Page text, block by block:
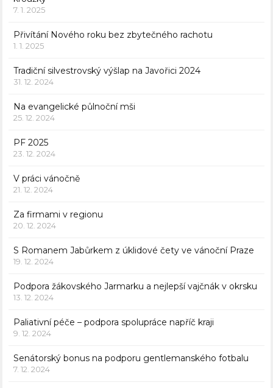
7. 1. 2025
Přivítání Nového roku bez zbytečného rachotu
1. 1. 2025
Tradiční silvestrovský výšlap na Javořici 2024
31. 12. 2024
Na evangelické půlnoční mši
25. 12. 2024
PF 2025
23. 12. 2024
V práci vánočně
21. 12. 2024
Za firmami v regionu
20. 12. 2024
S Romanem Jabůrkem z úklidové čety ve vánoční Praze
19. 12. 2024
Podpora žákovského Jarmarku a nejlepší vajčnák v okrsku
13. 12. 2024
Paliativní péče – podpora spolupráce napříč kraji
9. 12. 2024
Senátorský bonus na podporu gentlemanského fotbalu
7. 12. 2024